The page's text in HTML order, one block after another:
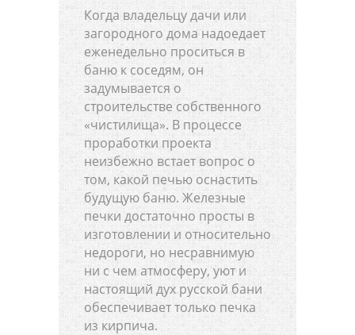
Когда владельцу дачи или
загородного дома надоедает
еженедельно проситься в
баню к соседям, он
задумывается о
строительстве собственного
«чистилища». В процессе
проработки проекта
неизбежно встает вопрос о
том, какой печью оснастить
будущую баню. Железные
печки достаточно просты в
изготовлении и относительно
недороги, но несравнимую
ни с чем атмосферу, уют и
настоящий дух русской бани
обеспечивает только печка
из кирпича.